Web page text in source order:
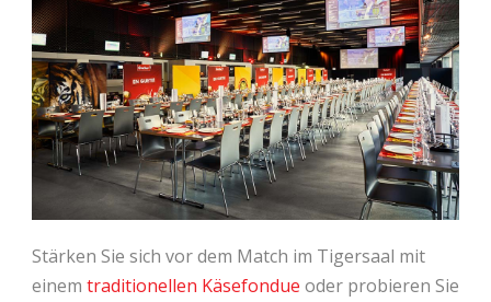
Stärken Sie sich vor dem Match im Tigersaal mit
einem traditionellen Käsefondue oder probieren Sie